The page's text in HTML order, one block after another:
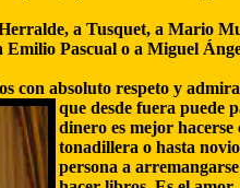
a Tusquet, a Mario
Pascual o a Miguel
con absoluto respeto y
que desde fuera puede
dinero es mejor
tonadillera o hasta
persona a